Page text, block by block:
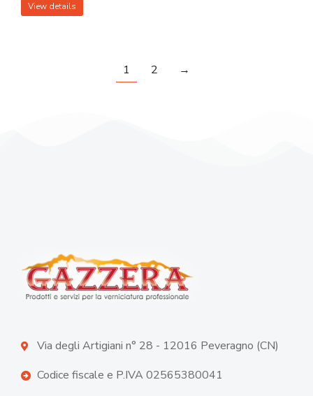
View details
1 2 →
Via degli Artigiani n° 28 - 12016 Peveragno (CN)
Codice fiscale e P.IVA 02565380041